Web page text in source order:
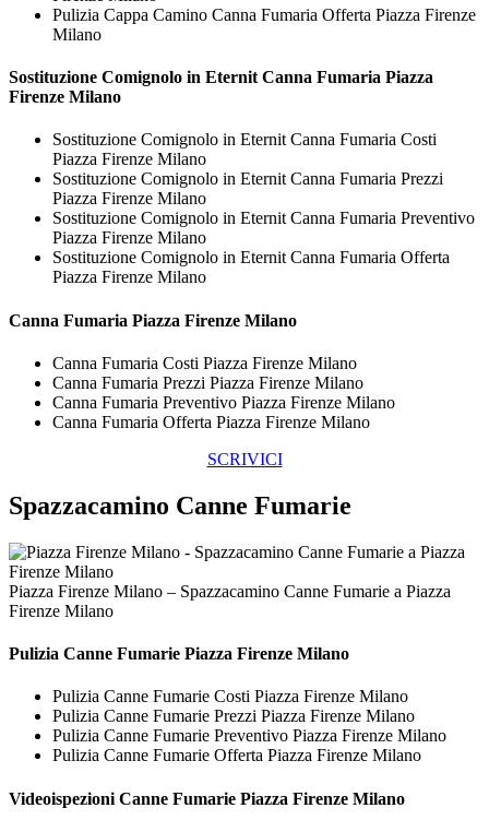
Pulizia Cappa Camino Canna Fumaria Offerta Piazza Firenze
Milano
Sostituzione Comignolo in Eternit Canna Fumaria Piazza
Firenze Milano
Sostituzione Comignolo in Eternit Canna Fumaria Costi
Piazza Firenze Milano
Sostituzione Comignolo in Eternit Canna Fumaria Prezzi
Piazza Firenze Milano
Sostituzione Comignolo in Eternit Canna Fumaria Preventivo
Piazza Firenze Milano
Sostituzione Comignolo in Eternit Canna Fumaria Offerta
Piazza Firenze Milano
Canna Fumaria Piazza Firenze Milano
Canna Fumaria Costi Piazza Firenze Milano
Canna Fumaria Prezzi Piazza Firenze Milano
Canna Fumaria Preventivo Piazza Firenze Milano
Canna Fumaria Offerta Piazza Firenze Milano
SCRIVICI
Spazzacamino Canne Fumarie
Piazza Firenze Milano – Spazzacamino Canne Fumarie a Piazza
Firenze Milano
Pulizia Canne Fumarie Piazza Firenze Milano
Pulizia Canne Fumarie Costi Piazza Firenze Milano
Pulizia Canne Fumarie Prezzi Piazza Firenze Milano
Pulizia Canne Fumarie Preventivo Piazza Firenze Milano
Pulizia Canne Fumarie Offerta Piazza Firenze Milano
Videoispezioni Canne Fumarie Piazza Firenze Milano